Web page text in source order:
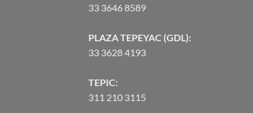
33 3646 8589
PLAZA TEPEYAC (GDL):
33 3628 4193
TEPIC:
311 210 3115